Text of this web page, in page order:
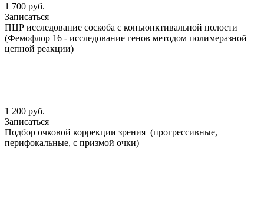
1 700 руб.
Записаться
ПЦР исследование соскоба с конъюнктивальной полости
(Фемофлор 16 - исследование генов методом полимеразной
цепной реакции)
1 200 руб.
Записаться
Подбор очковой коррекции зрения (прогрессивные,
перифокальные, с призмой очки)